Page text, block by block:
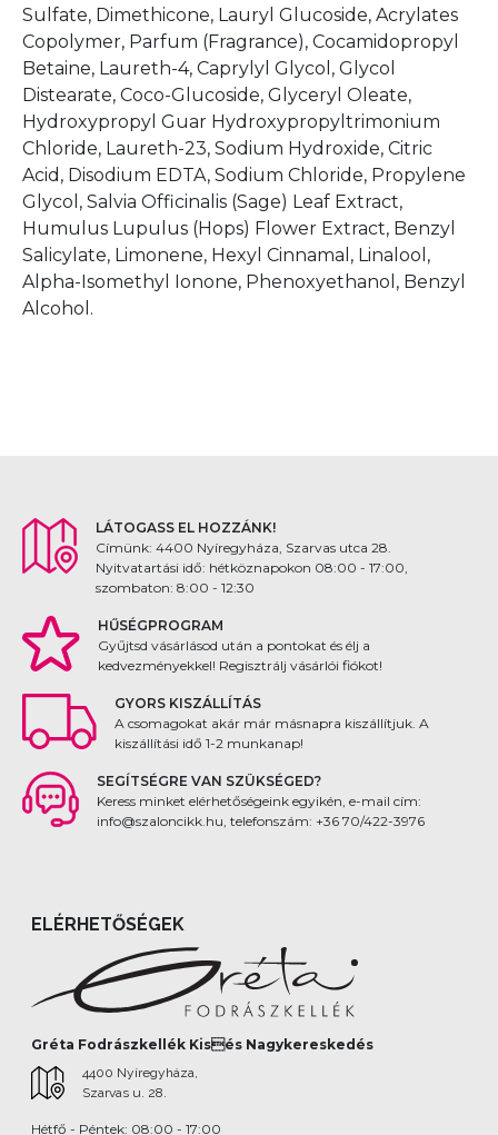
Sulfate, Dimethicone, Lauryl Glucoside, Acrylates
Copolymer, Parfum (Fragrance), Cocamidopropyl
Betaine, Laureth-4, Caprylyl Glycol, Glycol
Distearate, Coco-Glucoside, Glyceryl Oleate,
Hydroxypropyl Guar Hydroxypropyltrimonium
Chloride, Laureth-23, Sodium Hydroxide, Citric
Acid, Disodium EDTA, Sodium Chloride, Propylene
Glycol, Salvia Officinalis (Sage) Leaf Extract,
Humulus Lupulus (Hops) Flower Extract, Benzyl
Salicylate, Limonene, Hexyl Cinnamal, Linalool,
Alpha-Isomethyl Ionone, Phenoxyethanol, Benzyl
Alcohol.
LÁTOGASS EL HOZZÁNK!
Címünk: 4400 Nyíregyháza, Szarvas utca 28.
Nyitvatartási idő: hétköznapokon 08:00 - 17:00,
szombaton: 8:00 - 12:30
HŰSÉGPROGRAM
Gyűjtsd vásárlásod után a pontokat és élj a
kedvezményekkel! Regisztrálj vásárlói fiókot!
GYORS KISZÁLLÍTÁS
A csomagokat akár már másnapra kiszállítjuk. A
kiszállítási idő 1-2 munkanap!
SEGÍTSÉGRE VAN SZÜKSÉGED?
Keress minket elérhetőségeink egyikén, e-mail cím:
info@szaloncikk.hu, telefonszám: +36 70/422-3976
ELÉRHETŐSÉGEK
Gréta Fodrászkellék Kisés Nagykereskedés
4400 Nyíregyháza,
Szarvas u. 28.
Hétfő - Péntek: 08:00 - 17:00